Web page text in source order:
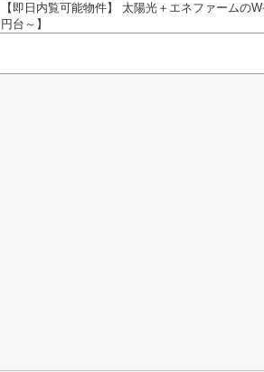
【即日内覧可能物件】 太陽光＋エネファームの
円台～】